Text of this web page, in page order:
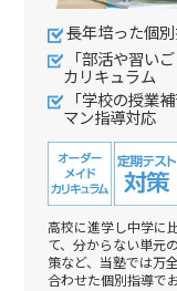
長年培った個
「部活や習い
カリキュラム
「学校の授業補
マン指導対応
高校に進学し中学に
て、分からない単元
策など、当塾では万
合わせた個別指導で